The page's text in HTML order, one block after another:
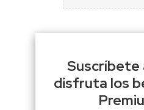
Suscríbete
disfruta los